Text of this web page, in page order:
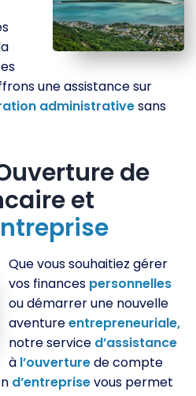
une assistance sur
administrativesans
de
et
Que vous souhaitiez gérer
vos finances personnelles
ou démarrer une nouvelle
aventureentrepreneuriale,
notre service d’assistance
à l’ouverturede compte
d’entreprisevous permet